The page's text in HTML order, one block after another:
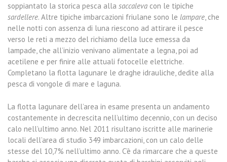
soppiantato la storica pesca alla saccaleva con le tipiche
sardellere. Altre tipiche imbarcazioni friulane sono le lampare, che
nelle notti con assenza di luna riescono ad attirare il pesce
verso le reti a mezzo del richiamo della luce emessa da
lampade, che all’inizio venivano alimentate a legna, poi ad
acetilene e per finire alle attuali fotocelle elettriche.
Completano la flotta lagunare le draghe idrauliche, dedite alla
pesca di vongole di mare e laguna.
La flotta lagunare dell’area in esame presenta un andamento
costantemente in decrescita nell’ultimo decennio, con un deciso
calo nell’ultimo anno. Nel 2011 risultano iscritte alle marinerie
locali dell’area di studio 349 imbarcazioni, con un calo delle
stesse del 10,7% nell’ultimo anno. C’è da rimarcare che a queste